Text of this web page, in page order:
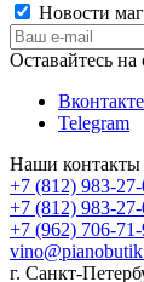
Новости
Оставайтесь на
Вконтакте
Telegram
Наши контакты
+7 (812) 983-
+7 (812) 983-
+7 (962) 706-
г. Санкт-